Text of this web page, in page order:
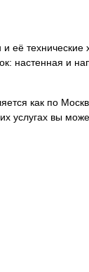
технические
настенная и
как по
услугах вы